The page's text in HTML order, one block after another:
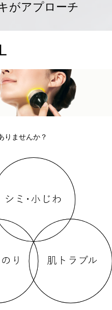
がアプローチ
りませんか？